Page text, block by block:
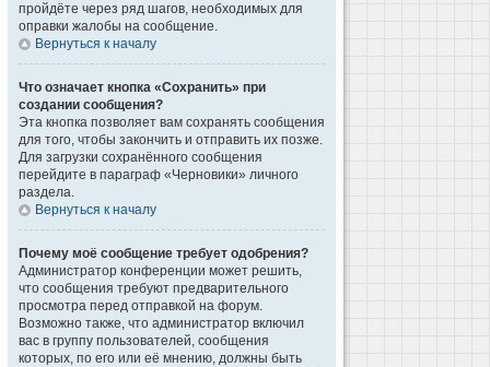
пройдёте через ряд шагов, необходимых для
оправки жалобы на сообщение.
Вернуться к началу
Что означает кнопка «Сохранить» при
создании сообщения?
Эта кнопка позволяет вам сохранять сообщения
для того, чтобы закончить и отправить их позже.
Для загрузки сохранённого сообщения
перейдите в параграф «Черновики» личного
раздела.
Вернуться к началу
Почему моё сообщение требует одобрения?
Администратор конференции может решить,
что сообщения требуют предварительного
просмотра перед отправкой на форум.
Возможно также, что администратор включил
вас в группу пользователей, сообщения
которых, по его или её мнению, должны быть